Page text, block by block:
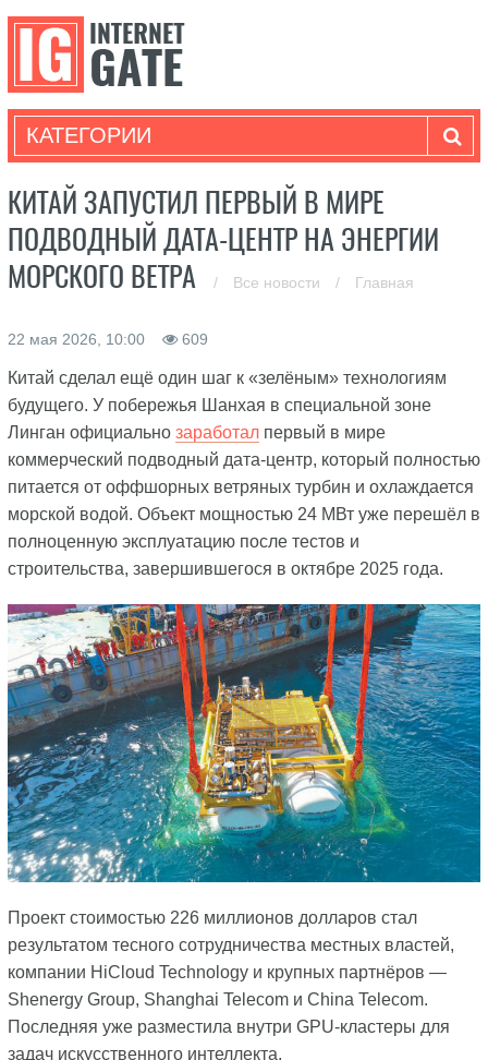
КАТЕГОРИИ
КИТАЙ ЗАПУСТИЛ ПЕРВЫЙ В МИРЕ
ПОДВОДНЫЙ ДАТА-ЦЕНТР НА ЭНЕРГИИ
МОРСКОГО ВЕТРА
/ Все новости / Главная
22 мая 2026, 10:00 609
Китай сделал ещё один шаг к «зелёным» технологиям
будущего. У побережья Шанхая в специальной зоне
Линган официально заработалпервый в мире
коммерческий подводный дата-центр, который полностью
питается от оффшорных ветряных турбин и охлаждается
морской водой. Объект мощностью 24 МВт уже перешёл в
полноценную эксплуатацию после тестов и
строительства, завершившегося в октябре 2025 года.
Проект стоимостью 226 миллионов долларов стал
результатом тесного сотрудничества местных властей,
компании HiCloud Technology и крупных партнёров —
Shenergy Group, Shanghai Telecom и China Telecom.
Последняя уже разместила внутри GPU-кластеры для
задач искусственного интеллекта.